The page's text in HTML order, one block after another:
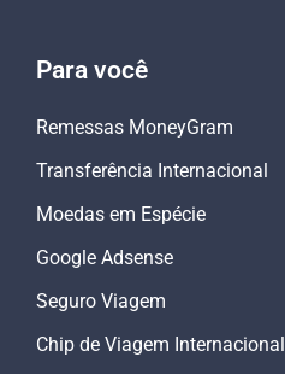
Para você
Remessas MoneyGram
Transferência Internacional
Moedas em Espécie
Google Adsense
Seguro Viagem
Chip de Viagem Internacional